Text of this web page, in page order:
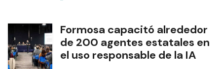
Formosa capacitó alrededor
de 200 agentes estatales en
el uso responsable de la IA